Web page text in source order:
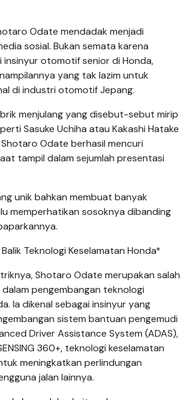
Odate mendadak menjadi
sosial. Bukan semata karena
insinyur otomotif senior di Honda,
yang tak lazim untuk
di industri otomotif Jepang.
menjulang yang disebut-sebut mirip
Sasuke Uchiha atau Kakashi Hatake
Odate berhasil mencuri
tampil dalam sejumlah presentasi
unik bahkan membuat banyak
memperhatikan sosoknya dibanding
Teknologi Keselamatan Honda*
Shotaro Odate merupakan salah
pengembangan teknologi
Ia dikenal sebagai insinyur yang
sistem bantuan pengemudi
Driver Assistance System (ADAS),
360+, teknologi keselamatan
meningkatkan perlindungan
jalan lainnya.